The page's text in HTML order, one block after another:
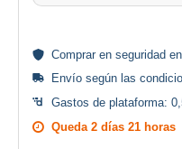
Comprar en seguridad
Envío según las
Gastos de plataforma:
Queda 2 días 21 horas